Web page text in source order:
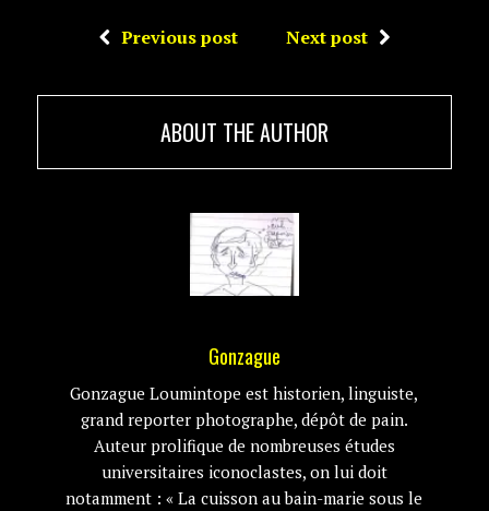
Previous post Next post
ABOUT THE AUTHOR
Gonzague
Gonzague Loumintope est historien, linguiste,
grand reporter photographe, dépôt de pain.
Auteur prolifique de nombreuses études
universitaires iconoclastes, on lui doit
notamment : « La cuisson au bain-marie sous le